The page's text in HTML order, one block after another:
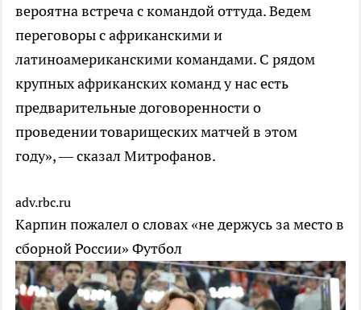
вероятна встреча с командой оттуда. Ведем
переговоры с африканскими и
латиноамериканскими командами. С рядом
крупных африканских команд у нас есть
предварительные договоренности о
проведении товарищеских матчей в этом
году», — сказал Митрофанов.
adv.rbc.ru
Карпин пожалел о словах «не держусь за место в
сборной России» Футбол